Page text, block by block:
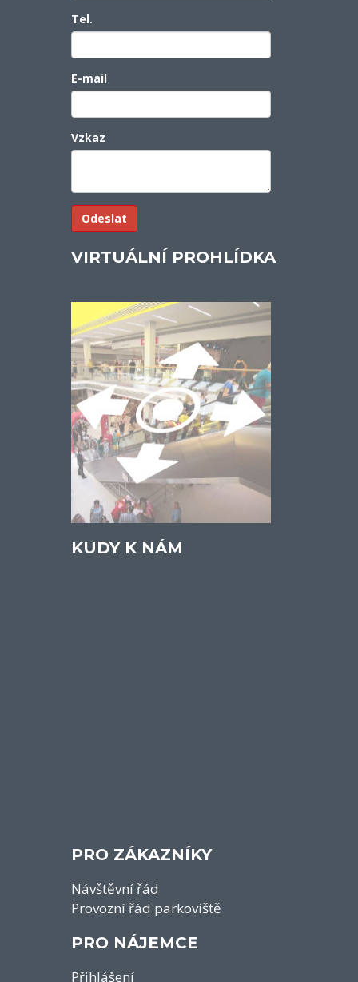
Tel.
E-mail
Vzkaz
VIRTUÁLNÍ PROHLÍDKA
KUDY K NÁM
PRO ZÁKAZNÍKY
Návštěvní řád
Provozní řád parkoviště
PRO NÁJEMCE
Přihlášení